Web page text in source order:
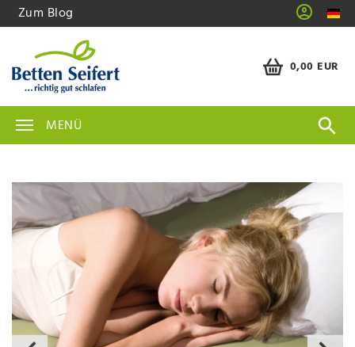
Zum Blog
0,00 EUR
MENÜ